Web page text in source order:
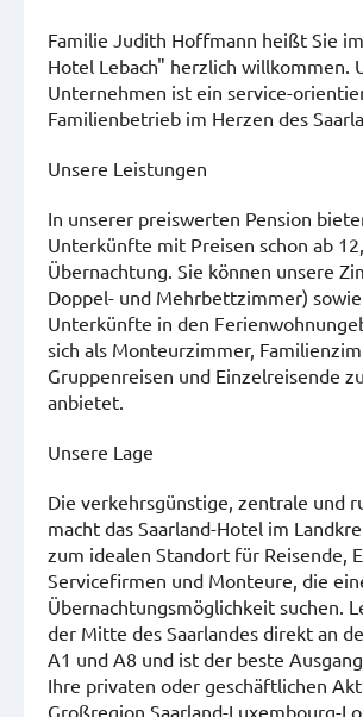
Familie Judith Hoffmann heißt Sie
Hotel Lebach" herzlich willkommen.
Unternehmen ist ein service-
Familienbetrieb im Herzen des
Unsere Leistungen
In unserer preiswerten Pension
Unterkünfte mit Preisen schon ab
Übernachtung. Sie können unsere
Doppel- und Mehrbettzimmer)
Unterkünfte in den
sich als Monteurzimmer,
Gruppenreisen und Einzelreisende
anbietet.
Unsere Lage
Die verkehrsgünstige, zentrale und
macht das Saarland-Hotel im
zum idealen Standort für Reisende,
Servicefirmen und Monteure, die
Übernachtungsmöglichkeit suchen.
der Mitte des Saarlandes direkt an
A1 und A8 und ist der beste
Ihre privaten oder geschäftlichen
Großregion Saarland-Luxembourg-